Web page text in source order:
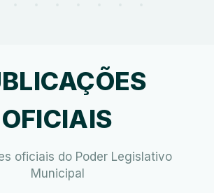
OFICIAIS
oficiais do Poder Legislativo
Municipal